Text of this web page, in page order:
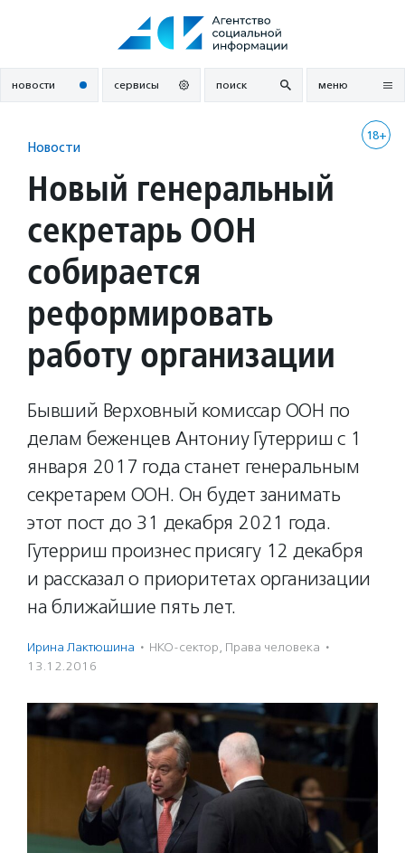
новости сервисы поиск меню
18+
Новости
Новый генеральный
секретарь ООН
собирается
реформировать
работу организации
Бывший Верховный комиссар ООН по
делам беженцев Антониу Гутерриш с 1
января 2017 года станет генеральным
секретарем ООН. Он будет занимать
этот пост до 31 декабря 2021 года.
Гутерриш произнес присягу 12 декабря
и рассказал о приоритетах организации
на ближайшие пять лет.
Ирина Лактюшина · НКО-сектор, Права человека ·
13.12.2016